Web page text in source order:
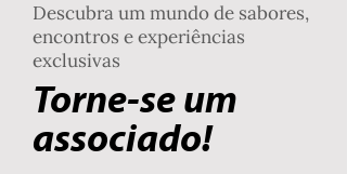
Descubra um mundo de sabores,
encontros e experiências
exclusivas
Torne-se um
associado!